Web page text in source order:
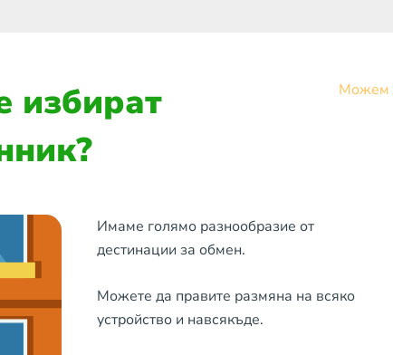
избират
Можем
Имаме голямо разнообразие от
дестинации за обмен.
Можете да правите размяна на всяко
устройство и навсякъде.